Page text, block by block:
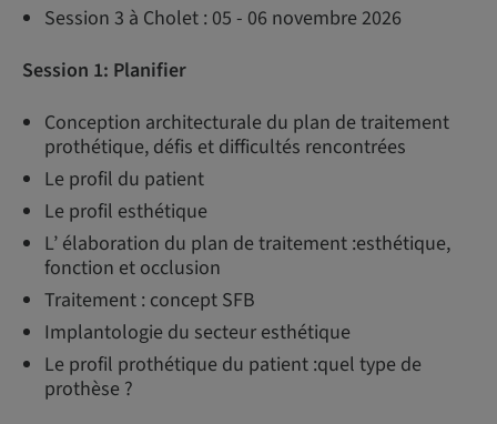
Session 3 à Cholet : 05 - 06 novembre 2026
Session 1: Planifier
Conception architecturale du plan de traitement
prothétique, défis et difficultés rencontrées
Le profil du patient
Le profil esthétique
L’ élaboration du plan de traitement :esthétique,
fonction et occlusion
Traitement : concept SFB
Implantologie du secteur esthétique
Le profil prothétique du patient :quel type de
prothèse ?